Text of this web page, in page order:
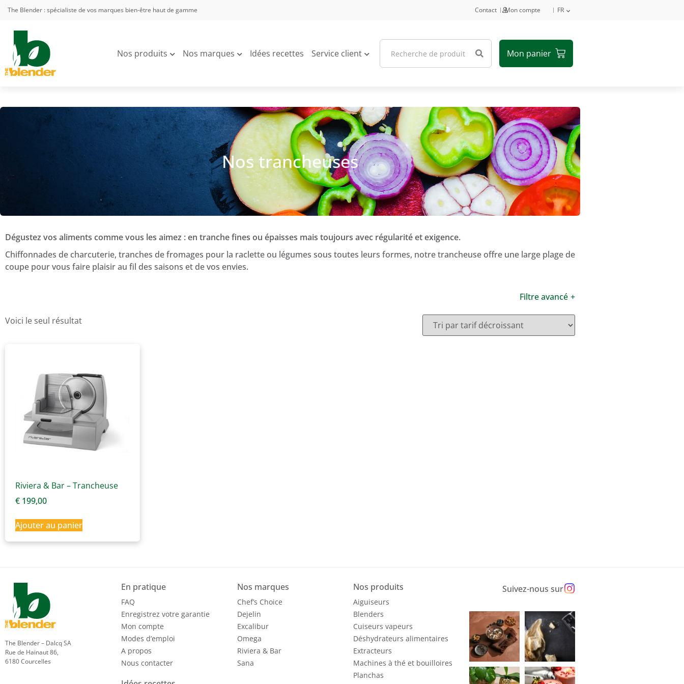
The Blender : spécialiste de vos marques bien-être haut de gamme Contact Mon compte FR
Nos produits Nos marques Idées recettes Service client
Nos trancheuses
Dégustez vos aliments comme vous les aimez : en tranche fines ou épaisses mais toujours avec régularité et exigence.
Chiffonnades de charcuterie, tranches de fromages pour la raclette ou légumes sous toutes leurs formes, notre trancheuse offre une large plage de
coupe pour vous faire plaisir au fil des saisons et de vos envies.
Filtre avancé
Voici le seul résultat
Riviera & Bar – Trancheuse
€ 199,00
Ajouter au panier
The Blender – Dalcq SA
Rue de Hainaut 86,
6180 Courcelles
En pratique
FAQ
Enregistrez votre garantie
Mon compte
Modes d’emploi
A propos
Nous contacter
Nos marques
Chef’s Choice
Dejelin
Excalibur
Omega
Riviera & Bar
Sana
Nos produits
Aiguiseurs
Blenders
Cuiseurs vapeurs
Déshydrateurs alimentaires
Extracteurs
Machines à thé et bouilloires
Planchas
Suivez-nous sur